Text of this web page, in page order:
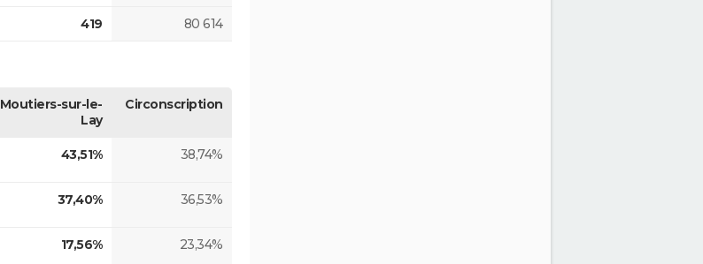
419 80 614
Moutiers-sur-le-
Lay
Circonscription
43,51% 38,74%
37,40% 36,53%
17,56% 23,34%